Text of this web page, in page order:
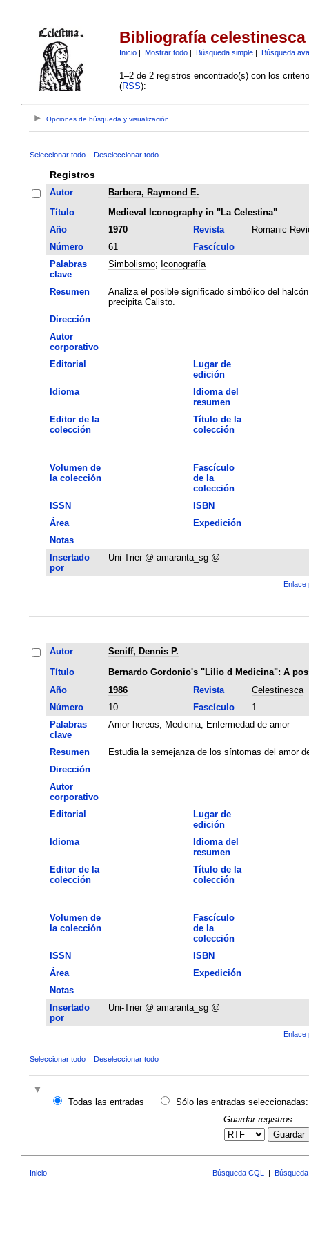
Bibliografía celestinesca
Inicio| Mostrar todo| Búsqueda simple| Búsqueda
1–2 de 2 registros encontrado(s) con los
(RSS):
Opciones de búsqueda y visualización
Seleccionar todo Deseleccionar todo
Registros
Autor
Barbera, Raymond E.
Título
Medieval Iconography in "La Celestina"
Año
1970 Revista
Romanic
Número
61
Fascículo
Palabras
clave
Simbolismo; Iconografía
Resumen
Analiza el posible significado simbólico del
precipita Calisto.
Dirección
Autor
corporativo
Editorial
Lugar de
edición
Idioma
Idioma del
resumen
Editor de la
colección
Título de la
colección
Volumen de
la colección
Fascículo
de la
colección
ISSN
ISBN
Área
Expedición
Notas
Insertado
por
Uni-Trier @ amaranta_sg @
Enlace
Autor
Seniff, Dennis P.
Título
Bernardo Gordonio's "LiIio d Medicina": A
Año
1986 Revista
Celestinesca
Número
10 Fascículo
1
Palabras
clave
Amor hereos; Medicina; Enfermedad de amor
Resumen
Estudia la semejanza de los síntomas del amor
Dirección
Autor
corporativo
Editorial
Lugar de
edición
Idioma
Idioma del
resumen
Editor de la
colección
Título de la
colección
Volumen de
la colección
Fascículo
de la
colección
ISSN
ISBN
Área
Expedición
Notas
Insertado
por
Uni-Trier @ amaranta_sg @
Enlace
Seleccionar todo Deseleccionar todo
Todas las entradas
Sólo las entradas seleccionadas:
Guardar registros:
Guardar
Inicio Búsqueda CQL